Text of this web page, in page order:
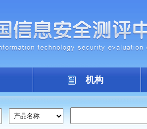
机构